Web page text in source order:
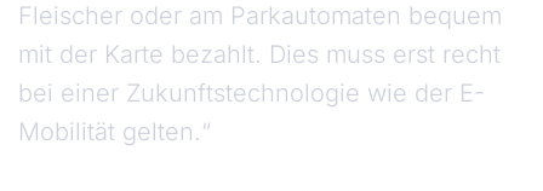
Fleischer oder am Parkautomaten bequem
mit der Karte bezahlt. Dies muss erst recht
bei einer Zukunftstechnologie wie der E-
Mobilität gelten.“